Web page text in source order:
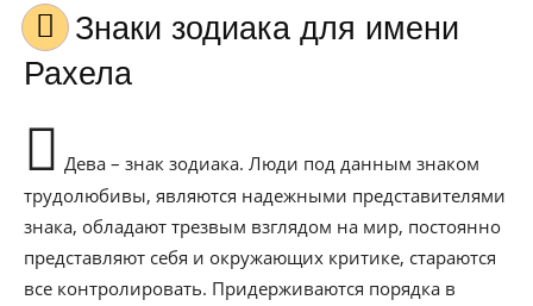
Знаки зодиака для имени
Рахела
Дева – знак зодиака. Люди под данным знаком
трудолюбивы, являются надежными представителями
знака, обладают трезвым взглядом на мир, постоянно
представляют себя и окружающих критике, стараются
все контролировать. Придерживаются порядка в